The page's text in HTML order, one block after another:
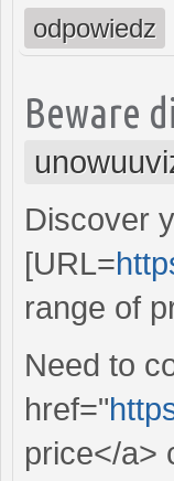
odpowiedz
Beware
Discover
[URL=
range of
Need to
href="
price</a>